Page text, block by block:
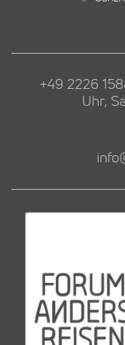
+49 2226
Uhr,